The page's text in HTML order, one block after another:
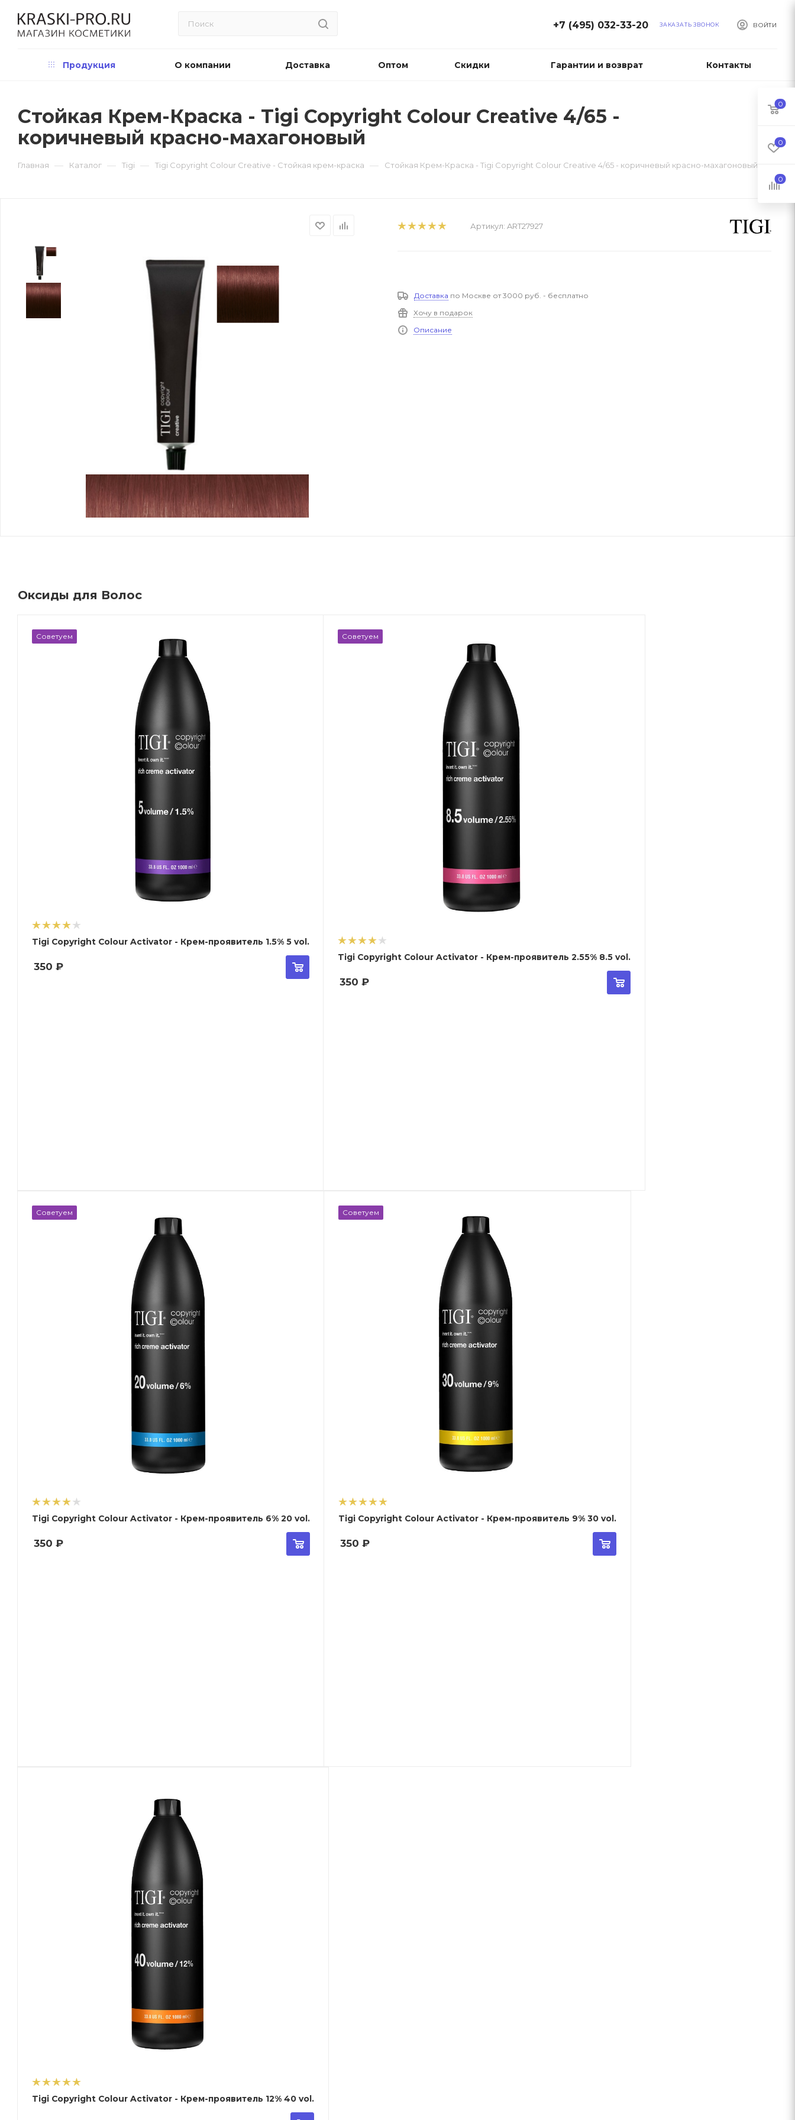
ВОЙТИ
+7 (495) 032-33-20 ЗАКАЗАТЬ ЗВОНОК
Продукция О компании Доставка Оптом Скидки Гарантии и возврат Контакты
Стойкая Крем-Краска - Tigi Copyright Сolour Creative 4/65 -
коричневый красно-махагоновый
Главная — Каталог — Tigi — Tigi Copyright Colour Creative - Стойкая крем-краска — Стойкая Крем-Краска - Tigi Copyright Сolour Creative 4/65 - коричневый красно-махагоновый
Артикул: ART27927
Доставка по Москве от 3000 руб. - бесплатно
Хочу в подарок
Описание
Оксиды для Волос
Советуем
Tigi Copyright Colour Activator - Крем-проявитель 1.5% 5 vol.
350 ₽
Советуем
Tigi Copyright Colour Activator - Крем-проявитель 2.55% 8.5 vol.
350 ₽
Советуем
Tigi Copyright Colour Activator - Крем-проявитель 6% 20 vol.
350 ₽
Советуем
Tigi Copyright Colour Activator - Крем-проявитель 9% 30 vol.
350 ₽
Tigi Copyright Colour Activator - Крем-проявитель 12% 40 vol.
0
0
0